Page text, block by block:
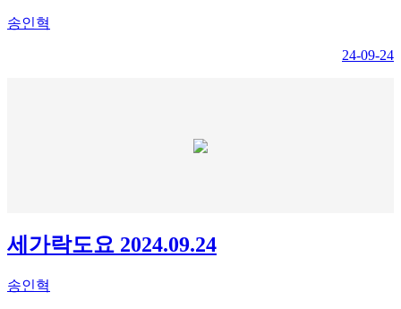
송인혁
24-09-24
세가락도요 2024.09.24
송인혁